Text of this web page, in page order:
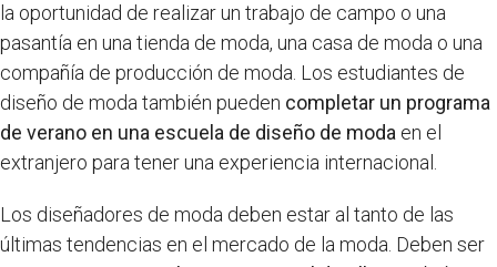
la oportunidad de realizar un trabajo de campo o una
pasantía en una tienda de moda, una casa de moda o una
compañía de producción de moda. Los estudiantes de
diseño de moda también pueden completar un programa
de verano en una escuela de diseño de moda en el
extranjero para tener una experiencia internacional.
Los diseñadores de moda deben estar al tanto de las
últimas tendencias en el mercado de la moda. Deben ser